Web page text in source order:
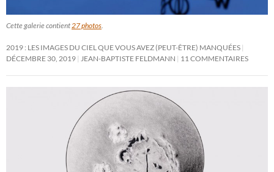
Cette galerie contient27 photos.
2019 : LES IMAGES DU CIEL QUE VOUS AVEZ (PEUT-ÊTRE) MANQUÉES
DÉCEMBRE 30, 2019 JEAN-BAPTISTE FELDMANN 11 COMMENTAIRES